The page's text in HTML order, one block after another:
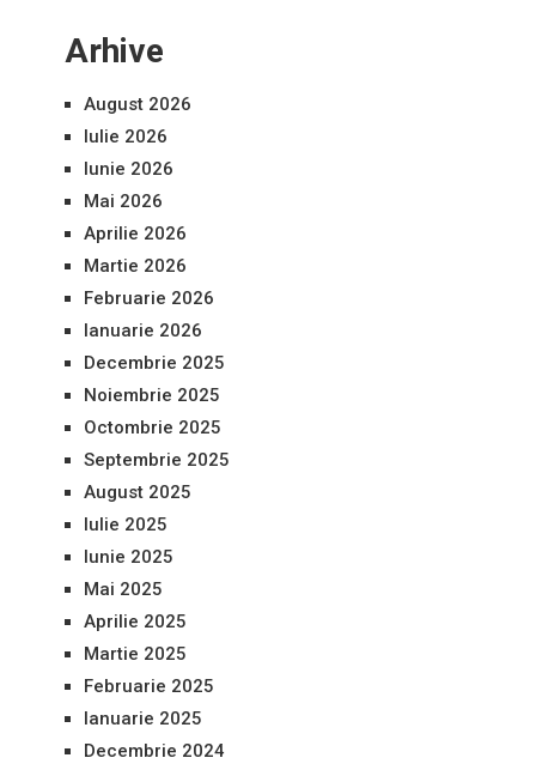
Arhive
August 2026
Iulie 2026
Iunie 2026
Mai 2026
Aprilie 2026
Martie 2026
Februarie 2026
Ianuarie 2026
Decembrie 2025
Noiembrie 2025
Octombrie 2025
Septembrie 2025
August 2025
Iulie 2025
Iunie 2025
Mai 2025
Aprilie 2025
Martie 2025
Februarie 2025
Ianuarie 2025
Decembrie 2024